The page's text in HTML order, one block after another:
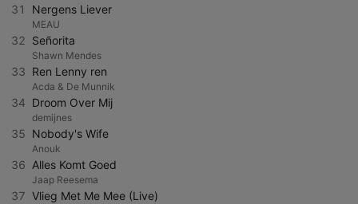
31 Nergens Liever
MEAU
32 Señorita
Shawn Mendes
33 Ren Lenny ren
Acda & De Munnik
34 Droom Over Mij
demijnes
35 Nobody's Wife
Anouk
36 Alles Komt Goed
Jaap Reesema
37 Vlieg Met Me Mee (Live)